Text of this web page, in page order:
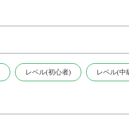
レベル(初心者) レベル(中